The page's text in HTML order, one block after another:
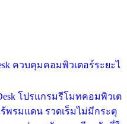
ควบคุมคอมพิวเตอร์ระยะไ
โปรแกรมรีโมทคอมพิวเต
พรมแดน รวดเร็มไม่มีกระตุ